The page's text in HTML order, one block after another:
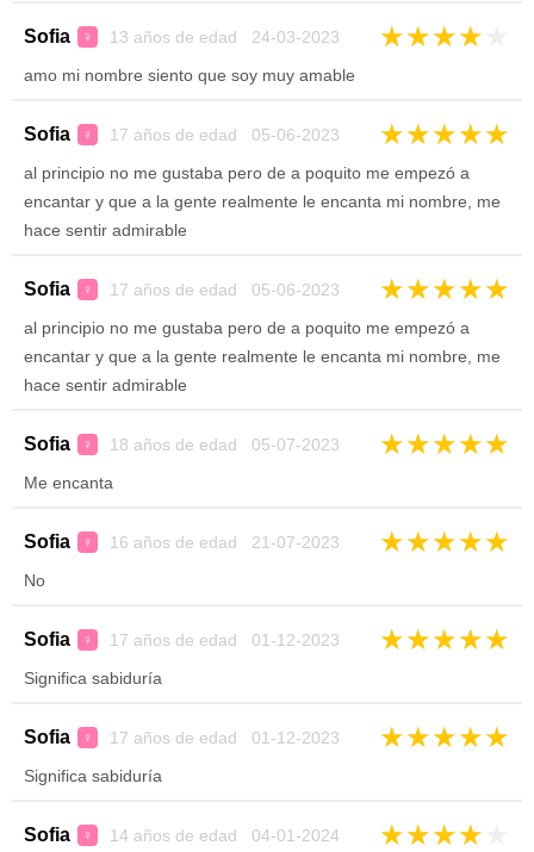
Sofia ♀ 13 años de edad 24-03-2023 ★★★★
amo mi nombre siento que soy muy amable
Sofia ♀ 17 años de edad 05-06-2023 ★★★★★
al principio no me gustaba pero de a poquito me empezó a
encantar y que a la gente realmente le encanta mi nombre, me
hace sentir admirable
Sofia ♀ 17 años de edad 05-06-2023 ★★★★★
al principio no me gustaba pero de a poquito me empezó a
encantar y que a la gente realmente le encanta mi nombre, me
hace sentir admirable
Sofia ♀ 18 años de edad 05-07-2023 ★★★★★
Me encanta
Sofia ♀ 16 años de edad 21-07-2023 ★★★★★
No
Sofia ♀ 17 años de edad 01-12-2023 ★★★★★
Significa sabiduría
Sofia ♀ 17 años de edad 01-12-2023 ★★★★★
Significa sabiduría
Sofia ♀ 14 años de edad 04-01-2024 ★★★★